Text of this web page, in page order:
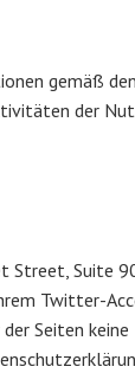
gemäß den
der
Street, Suite
Twitter-
Seiten keine